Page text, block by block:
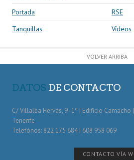
Portada
RSE
Tanquillas
Vídeos
VOLVER ARRIBA
DATOS DE CONTACTO
C/ Villalba Hervás, 9 -1º | Edificio Camacho
Tenerife
Telefónos: 822 175 684 | 608 958 069
CONTACTO VÍA